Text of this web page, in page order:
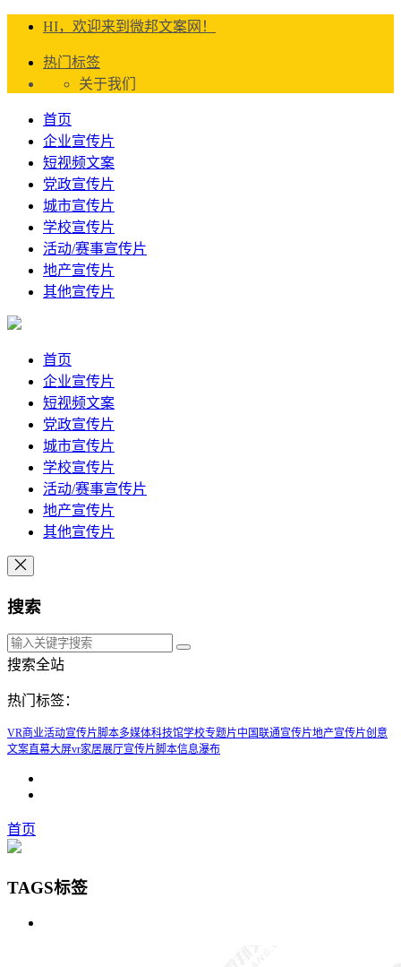
HI，欢迎来到微邦文案网！
热门标签
关于我们
首页
企业宣传片
短视频文案
党政宣传片
城市宣传片
学校宣传片
活动/赛事宣传片
地产宣传片
其他宣传片
首页
企业宣传片
短视频文案
党政宣传片
城市宣传片
学校宣传片
活动/赛事宣传片
地产宣传片
其他宣传片
搜索
搜索全站
热门标签：
VR商业活动宣传片脚本多媒体科技馆学校专题片中国联通宣传片地产宣传片创意
文案直幕大屏vr家居展厅宣传片脚本信息瀑布
首页
TAGS标签